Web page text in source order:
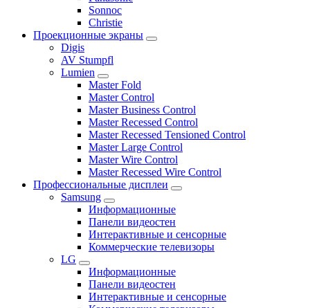
Sonnoc
Сhristie
Проекционные экраны
Digis
AV Stumpfl
Lumien
Master Fold
Master Control
Master Business Control
Master Recessed Control
Master Recessed Tensioned Control
Master Large Control
Master Wire Control
Master Recessed Wire Control
Профессиональные дисплеи
Samsung
Информационные
Панели видеостен
Интерактивные и сенсорные
Коммерческие телевизоры
LG
Информационные
Панели видеостен
Интерактивные и сенсорные